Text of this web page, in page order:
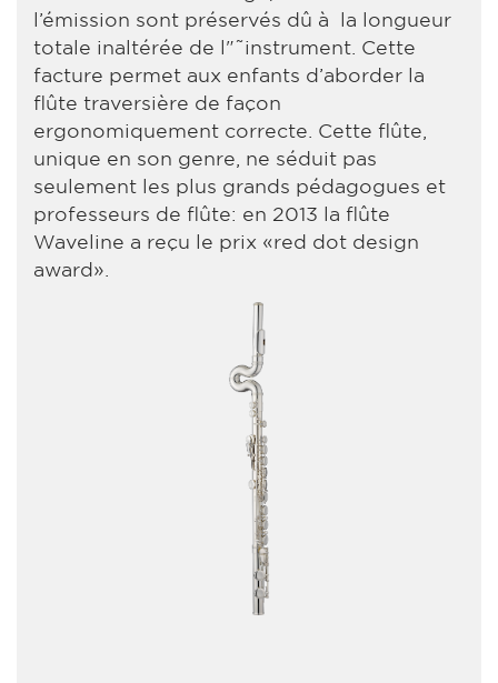
l’émission sont préservés dû à la longueur
totale inaltérée de l"˜instrument. Cette
facture permet aux enfants d’aborder la
flûte traversière de façon
ergonomiquement correcte. Cette flûte,
unique en son genre, ne séduit pas
seulement les plus grands pédagogues et
professeurs de flûte: en 2013 la flûte
Waveline a reçu le prix «red dot design
award».